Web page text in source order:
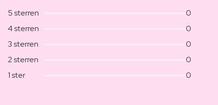
5 sterren
0
4 sterren
0
3 sterren
0
2 sterren
0
1 ster
0